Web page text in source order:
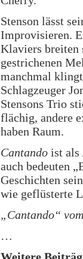
Stenson lässt
Improvisieren.
Klaviers breiten
gestrichenen
manchmal
Schlagzeuger
Stensons Trio
flächig, andere
haben Raum.
Cantando ist als
auch bedeuten
Geschichten
wie geflüsterte
„Cantando“ vom
…